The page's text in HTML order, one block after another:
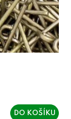
DO KOŠÍKU